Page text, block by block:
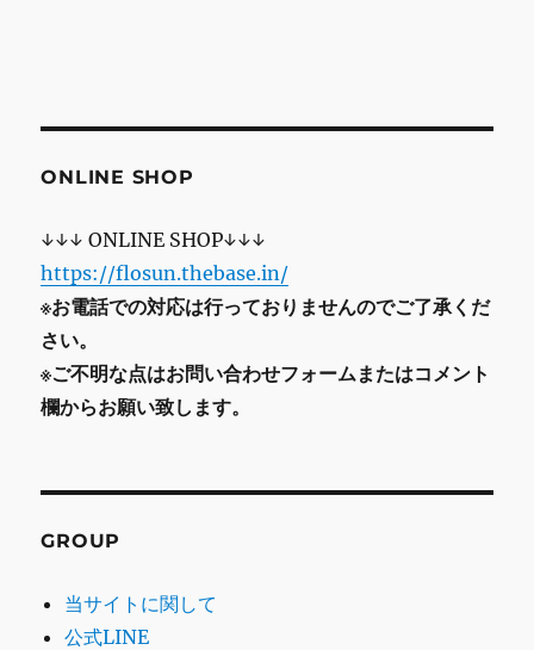
ONLINE SHOP
↓↓↓ ONLINE SHOP↓↓↓
https://flosun.thebase.in/
※お電話での対応は行っておりませんのでご了承くだ
さい。
※ご不明な点はお問い合わせフォームまたはコメント
欄からお願い致します。
GROUP
当サイトに関して
公式LINE